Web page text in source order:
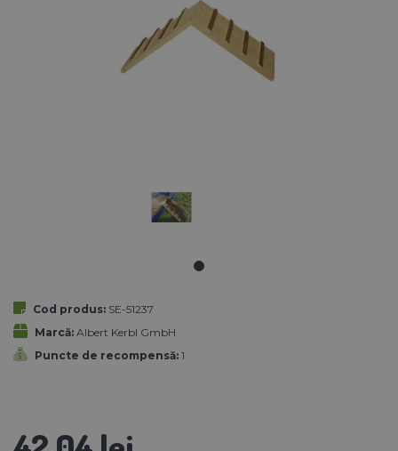
Cod produs: SE-51237
Marcă: Albert Kerbl GmbH
Puncte de recompensă: 1